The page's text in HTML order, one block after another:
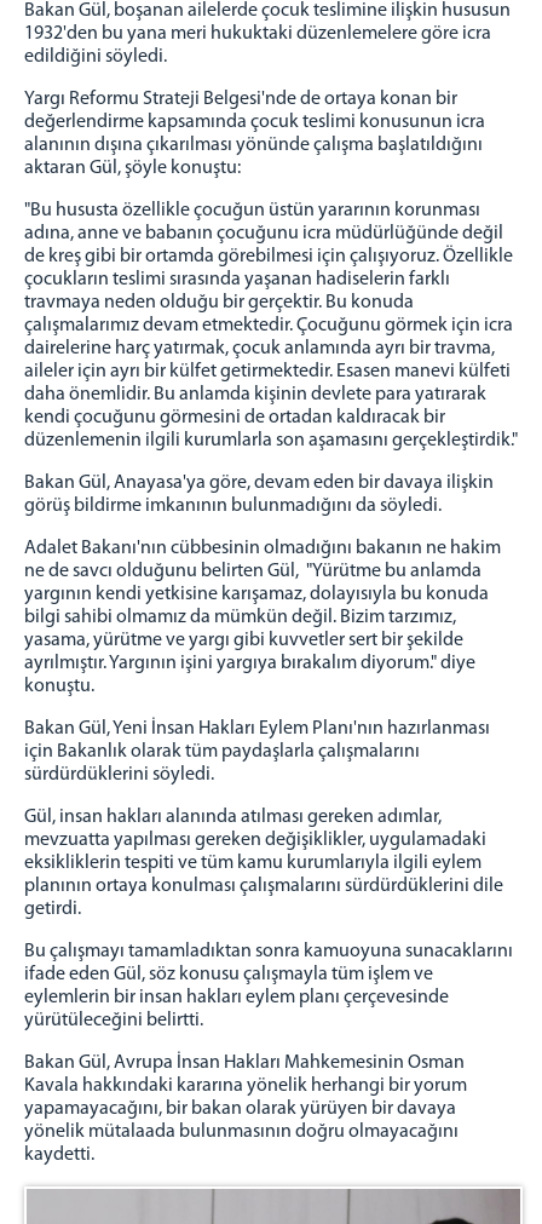
Bakan Gül, boşanan ailelerde çocuk teslimine ilişkin hususun
1932'den bu yana meri hukuktaki düzenlemelere göre icra
edildiğini söyledi.
Yargı Reformu Strateji Belgesi'nde de ortaya konan bir
değerlendirme kapsamında çocuk teslimi konusunun icra
alanının dışına çıkarılması yönünde çalışma başlatıldığını
aktaran Gül, şöyle konuştu:
"Bu hususta özellikle çocuğun üstün yararının korunması
adına, anne ve babanın çocuğunu icra müdürlüğünde değil
de kreş gibi bir ortamda görebilmesi için çalışıyoruz. Özellikle
çocukların teslimi sırasında yaşanan hadiselerin farklı
travmaya neden olduğu bir gerçektir. Bu konuda
çalışmalarımız devam etmektedir. Çocuğunu görmek için icra
dairelerine harç yatırmak, çocuk anlamında ayrı bir travma,
aileler için ayrı bir külfet getirmektedir. Esasen manevi külfeti
daha önemlidir. Bu anlamda kişinin devlete para yatırarak
kendi çocuğunu görmesini de ortadan kaldıracak bir
düzenlemenin ilgili kurumlarla son aşamasını gerçekleştirdik."
Bakan Gül, Anayasa'ya göre, devam eden bir davaya ilişkin
görüş bildirme imkanının bulunmadığını da söyledi.
Adalet Bakanı'nın cübbesinin olmadığını bakanın ne hakim
ne de savcı olduğunu belirten Gül, "Yürütme bu anlamda
yargının kendi yetkisine karışamaz, dolayısıyla bu konuda
bilgi sahibi olmamız da mümkün değil. Bizim tarzımız,
yasama, yürütme ve yargı gibi kuvvetler sert bir şekilde
ayrılmıştır. Yargının işini yargıya bırakalım diyorum." diye
konuştu.
Bakan Gül, Yeni İnsan Hakları Eylem Planı'nın hazırlanması
için Bakanlık olarak tüm paydaşlarla çalışmalarını
sürdürdüklerini söyledi.
Gül, insan hakları alanında atılması gereken adımlar,
mevzuatta yapılması gereken değişiklikler, uygulamadaki
eksikliklerin tespiti ve tüm kamu kurumlarıyla ilgili eylem
planının ortaya konulması çalışmalarını sürdürdüklerini dile
getirdi.
Bu çalışmayı tamamladıktan sonra kamuoyuna sunacaklarını
ifade eden Gül, söz konusu çalışmayla tüm işlem ve
eylemlerin bir insan hakları eylem planı çerçevesinde
yürütüleceğini belirtti.
Bakan Gül, Avrupa İnsan Hakları Mahkemesinin Osman
Kavala hakkındaki kararına yönelik herhangi bir yorum
yapamayacağını, bir bakan olarak yürüyen bir davaya
yönelik mütalaada bulunmasının doğru olmayacağını
kaydetti.